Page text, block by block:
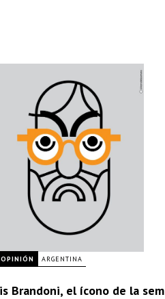
ARGENTINA
Brandoni, el ícono de la